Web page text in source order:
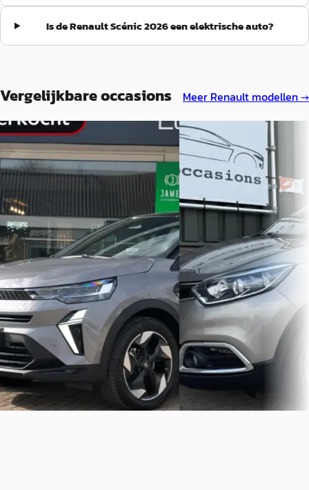
Is de Renault Scénic 2026 een elektrische auto?
Vergelijkbare occasions Meer Renault modellen →
A
Renault Captur·2025
1.8 E-Tech Full Hybrid 160 Techno
€ 37.973
v.a. € 805/mnd
Boven markt
2025 · 4.806 km · Hybride ·
Automaat
Autobedrijf Lokhorst-Zoet
· Elburg
Bekijk aanbieding →
Vergelijk
C
Renault Captur·
0.9 TCe Dynamique
€ 6.995
v.a. € 148/mnd
Scherp geprijsd
2016 · 178.772 km ·
Handgeschakeld
JM Occasions · Schalkwijk
Bekijk aanbieding →
Vergelijk